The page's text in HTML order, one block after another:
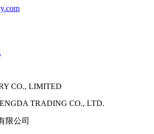
CO., LIMITED
TRADING CO., LTD.
限公司